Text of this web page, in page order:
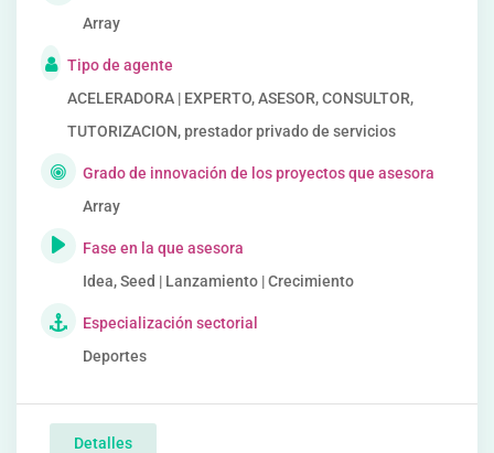
Array
Tipo de agente
ACELERADORA | EXPERTO, ASESOR, CONSULTOR,
TUTORIZACION, prestador privado de servicios
Grado de innovación de los proyectos que asesora
Array
Fase en la que asesora
Idea, Seed | Lanzamiento | Crecimiento
Especialización sectorial
Deportes
Detalles